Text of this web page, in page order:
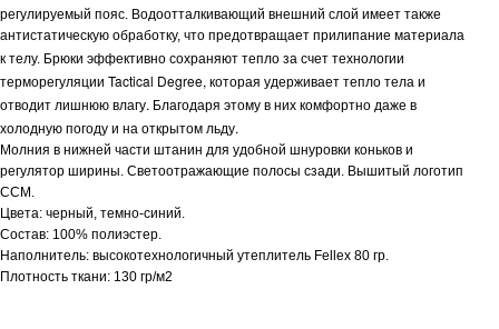
регулируемый пояс. Водоотталкивающий внешний слой имеет также
антистатическую обработку, что предотвращает прилипание материала
к телу. Брюки эффективно сохраняют тепло за счет технологии
терморегуляции Tactical Degree, которая удерживает тепло тела и
отводит лишнюю влагу. Благодаря этому в них комфортно даже в
холодную погоду и на открытом льду.
Молния в нижней части штанин для удобной шнуровки коньков и
регулятор ширины. Светоотражающие полосы сзади. Вышитый логотип
ССМ.
Цвета: черный, темно-синий.
Состав: 100% полиэстер.
Наполнитель: высокотехнологичный утеплитель Fellex 80 гр.
Плотность ткани: 130 гр/м2